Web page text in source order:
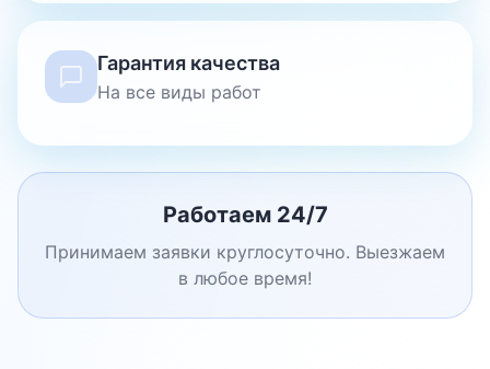
Гарантия качества
На все виды работ
Работаем 24/7
Принимаем заявки круглосуточно. Выезжаем
в любое время!